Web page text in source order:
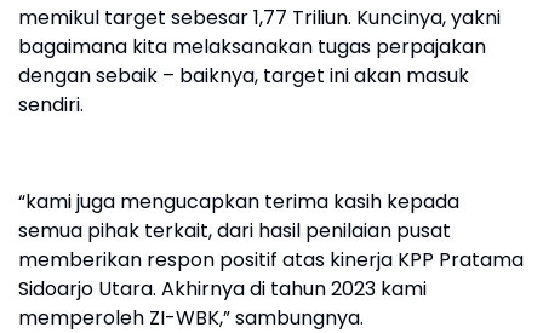
memikul target sebesar 1,77 Triliun. Kuncinya, yakni
bagaimana kita melaksanakan tugas perpajakan
dengan sebaik – baiknya, target ini akan masuk
sendiri.
“kami juga mengucapkan terima kasih kepada
semua pihak terkait, dari hasil penilaian pusat
memberikan respon positif atas kinerja KPP Pratama
Sidoarjo Utara. Akhirnya di tahun 2023 kami
memperoleh ZI-WBK,” sambungnya.